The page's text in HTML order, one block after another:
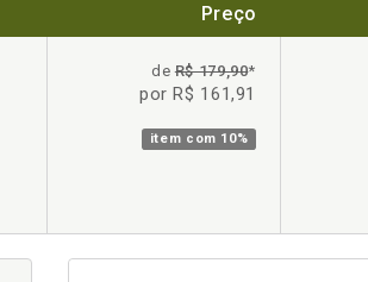
Preço
deR$ 179,90*
por R$ 161,91
item com 10%